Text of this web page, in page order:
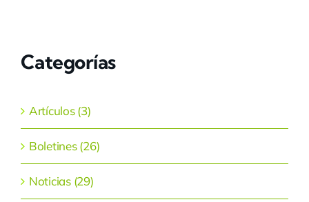
Categorías
Artículos (3)
Boletines (26)
Noticias (29)